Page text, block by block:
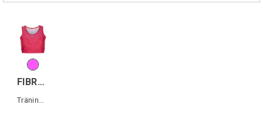
FIBRA Sync Sport Top W
Träningstopp dam